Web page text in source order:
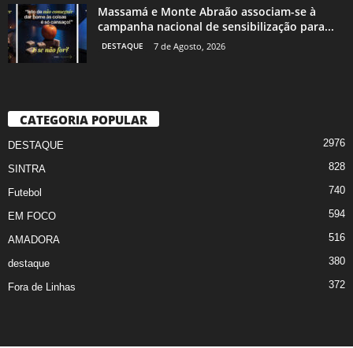
Massamá e Monte Abraão associam-se à
campanha nacional de sensibilização para...
DESTAQUE 7 de Agosto, 2026
CATEGORIA POPULAR
DESTAQUE 2976
SINTRA 828
Futebol 740
EM FOCO 594
AMADORA 516
destaque 380
Fora de Linhas 372